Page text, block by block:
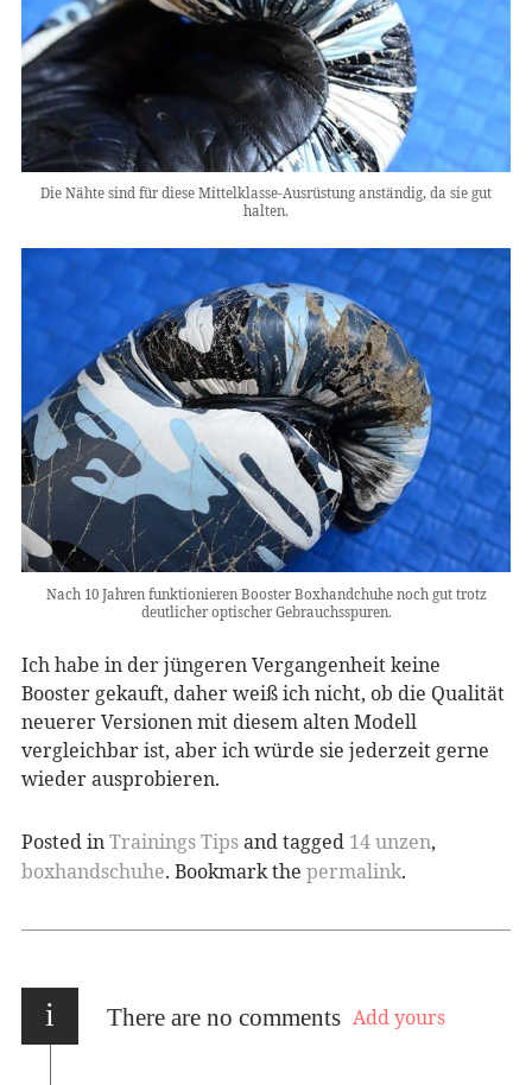
Die Nähte sind für diese Mittelklasse-Ausrüstung anständig, da sie gut
halten.
Nach 10 Jahren funktionieren Booster Boxhandchuhe noch gut trotz
deutlicher optischer Gebrauchsspuren.
Ich habe in der jüngeren Vergangenheit keine
Booster gekauft, daher weiß ich nicht, ob die Qualität
neuerer Versionen mit diesem alten Modell
vergleichbar ist, aber ich würde sie jederzeit gerne
wieder ausprobieren.
Posted inTrainings Tipsand tagged 14 unzen,
boxhandschuhe. Bookmark the permalink.
i There are no comments Add yours